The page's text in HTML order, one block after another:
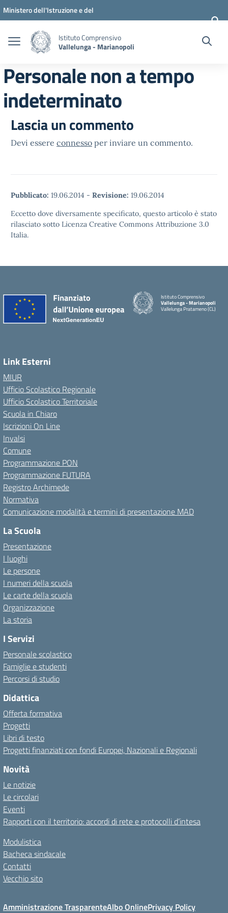
Vai ai contenuti
Vai al menu di navigazione
Vai al footer
Ministero dell'Istruzione e del
Istituto Comprensivo
Vallelunga - Marianopoli
Personale non a tempo
indeterminato
Lascia un commento
Devi essere connesso per inviare un commento.
Pubblicato: 19.06.2014 - Revisione: 19.06.2014
Eccetto dove diversamente specificato, questo articolo è stato
rilasciato sotto Licenza Creative Commons Attribuzione 3.0
Italia.
Istituto Comprensivo
Vallelunga - Marianopoli
Vallelunga Pratameno (CL)
Link Esterni
MIUR
Ufficio Scolastico Regionale
Ufficio Scolastico Territoriale
Scuola in Chiaro
Iscrizioni On Line
Invalsi
Comune
Programmazione PON
Programmazione FUTURA
Registro Archimede
Normativa
Comunicazione modalità e termini di presentazione MAD
La Scuola
Presentazione
I luoghi
Le persone
I numeri della scuola
Le carte della scuola
Organizzazione
La storia
I Servizi
Personale scolastico
Famiglie e studenti
Percorsi di studio
Didattica
Offerta formativa
Progetti
Libri di testo
Progetti finanziati con fondi Europei, Nazionali e Regionali
Novità
Le notizie
Le circolari
Eventi
Rapporti con il territorio: accordi di rete e protocolli d’intesa
Modulistica
Bacheca sindacale
Contatti
Vecchio sito
Amministrazione TrasparenteAlbo OnlinePrivacy Policy